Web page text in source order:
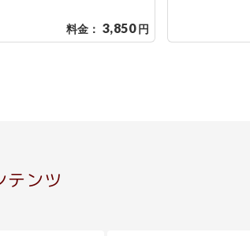
料金： 3,850 円
テンツ